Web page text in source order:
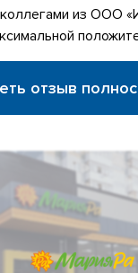
из ООО
отзыв